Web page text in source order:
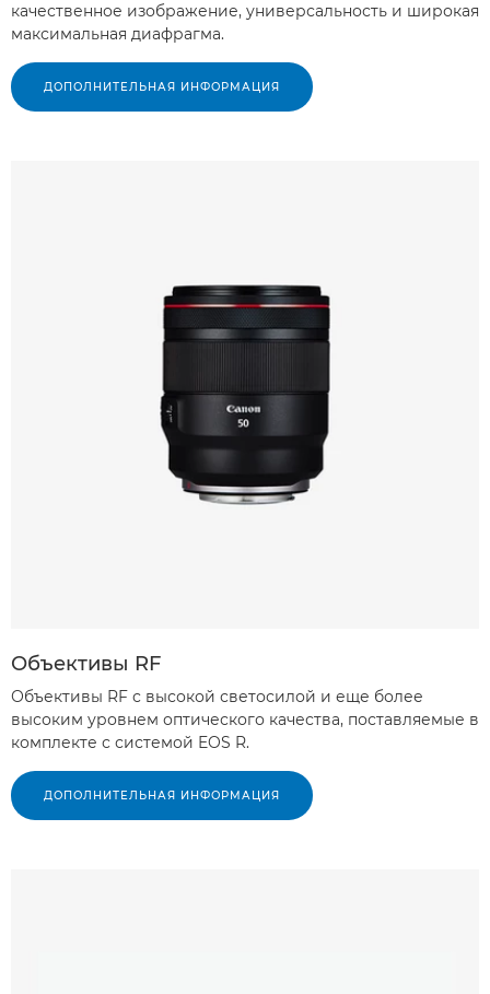
качественное изображение, универсальность и широкая
максимальная диафрагма.
ДОПОЛНИТЕЛЬНАЯ ИНФОРМАЦИЯ
Объективы RF
Объективы RF с высокой светосилой и еще более
высоким уровнем оптического качества, поставляемые в
комплекте с системой EOS R.
ДОПОЛНИТЕЛЬНАЯ ИНФОРМАЦИЯ